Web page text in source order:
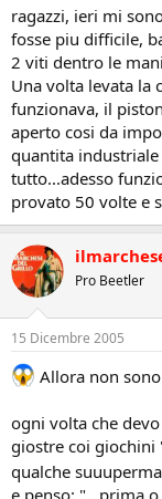
ragazzi, ieri mi
fosse piu difficile,
2 viti dentro le
Una volta levata la
funzionava, il
aperto cosi da
quantita
tutto...adesso
provato 50 volte e
Pro Beetler
15 Dicembre 2005
Allora non
ogni volta che
giostre coi giochini
qualche
e penso: ".. prima